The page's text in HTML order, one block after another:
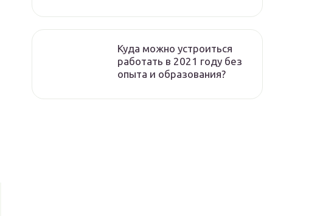
Куда можно устроиться
работать в 2021 году без
опыта и образования?